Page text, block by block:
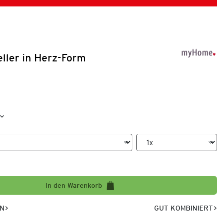
in Herz-Form
In den Warenkorb
GUT KOMBINIERT